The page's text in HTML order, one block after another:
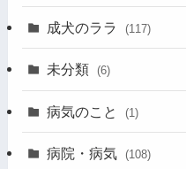
成犬のララ (117)
未分類 (6)
病気のこと (1)
病院・病気 (108)